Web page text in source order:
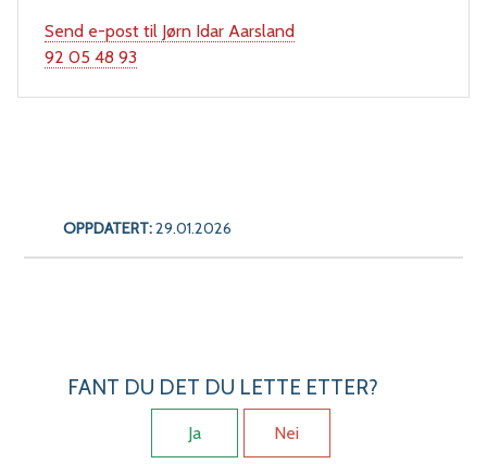
Send e-post til Jørn Idar Aarsland
Mobil
92 05 48 93
OPPDATERT:29.01.2026
FANT DU DET DU LETTE ETTER?
Ja Nei